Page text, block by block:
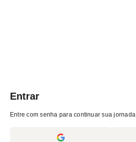
Entrar
Entre com senha para continuar sua jornada